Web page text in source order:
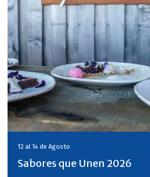
12 al 14 de Agosto
Sabores que Unen 2026